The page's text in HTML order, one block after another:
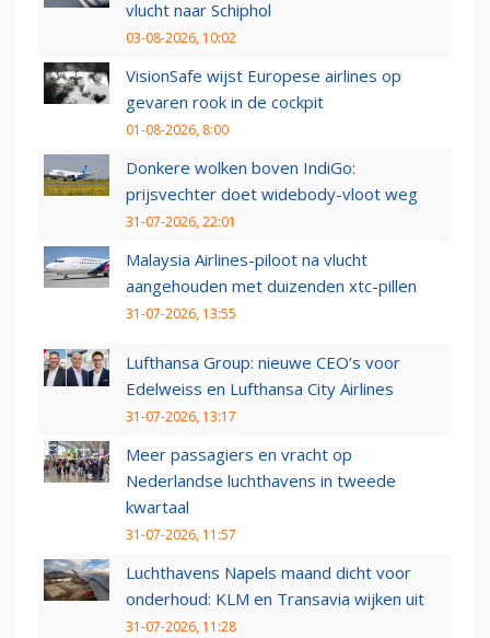
vlucht naar Schiphol
03-08-2026, 10:02
VisionSafe wijst Europese airlines op
gevaren rook in de cockpit
01-08-2026, 8:00
Donkere wolken boven IndiGo:
prijsvechter doet widebody-vloot weg
31-07-2026, 22:01
Malaysia Airlines-piloot na vlucht
aangehouden met duizenden xtc-pillen
31-07-2026, 13:55
Lufthansa Group: nieuwe CEO’s voor
Edelweiss en Lufthansa City Airlines
31-07-2026, 13:17
Meer passagiers en vracht op
Nederlandse luchthavens in tweede
kwartaal
31-07-2026, 11:57
Luchthavens Napels maand dicht voor
onderhoud: KLM en Transavia wijken uit
31-07-2026, 11:28